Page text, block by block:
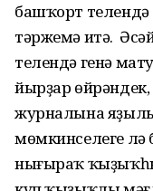
башҡорт
тәржемә итә.
телендә генә
йырҙар
журналына
мөмкинселеге лә
нығыраҡ